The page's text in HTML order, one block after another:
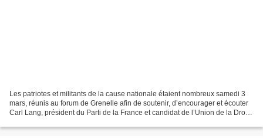
Les patriotes et militants de la cause nationale étaient nombreux samedi 3
mars, réunis au forum de Grenelle afin de soutenir, d’encourager et écouter
Carl Lang, président du Parti de la France et candidat de l’Union de la Droite